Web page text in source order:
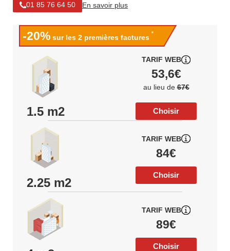
01 85 76 64 50 En savoir plus
-20% sur les 2 premières factures
*
1.5 m2
TARIF WEB
53,6€
au lieu de67€
Choisir
2.25 m2
TARIF WEB
84€
Choisir
TARIF WEB
89€
Choisir